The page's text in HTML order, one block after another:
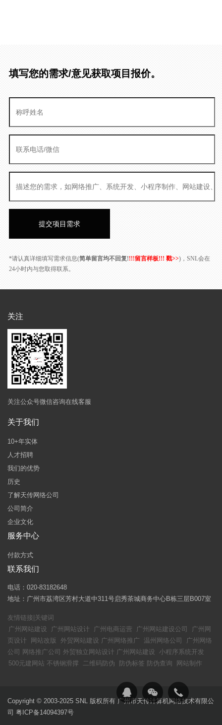
填写您的需求/意见获取项目报价。
*请认真详细填写需求信息(简单留言均不回复!!!!留言样板!!! 戳>>)，SNL会在
24小时内与您取得联系。
关注
关注公众号微信咨询在线客服
关于我们
10+年实体
人才招聘
我们的优势
历史
了解天传网络公司
公司简介
企业文化
服务中心
付款方式
联系我们
电话：020-83182648
地址：广州市荔湾区芳村大道中311号启秀茶城商务中心B栋三层B007室
友情链接|关键词
广州网站建设
广州网站设计 广州电商运营 广州网站建设公司
广州网
页设计
网站改版 外贸网站建设 广州网络推广 温州网络公司
广州网络
公司 网络推广公司 外贸独立网站设计 广州网站建设 小程序系统开发
500元建网站 不锈钢滑撑 二维码防伪 防伪标签 防伪查询 网站制作
Copyright © 2003-2025 SNL 版权所有 广州市天传计算机网络技术有限公
司 粤ICP备14094397号